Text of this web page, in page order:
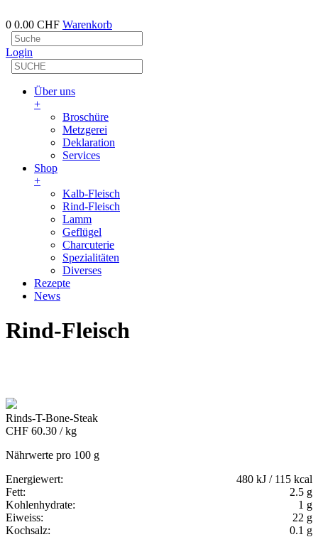
0 0.00 CHF Warenkorb
Login
Über uns
+
Broschüre
Metzgerei
Deklaration
Services
Shop
+
Kalb-Fleisch
Rind-Fleisch
Lamm
Geflügel
Charcuterie
Spezialitäten
Diverses
Rezepte
News
Rind-Fleisch
Rinds-T-Bone-Steak
CHF 60.30 / kg
Nährwerte pro 100 g
Energiewert:
480 kJ / 115 kcal
Fett:
2.5 g
Kohlenhydrate:
1 g
Eiweiss:
22 g
Kochsalz:
0.1 g